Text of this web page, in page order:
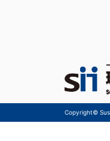
Copyright©